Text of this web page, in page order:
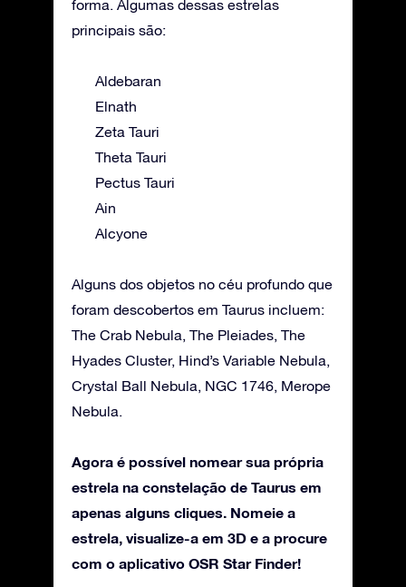
forma. Algumas dessas estrelas
principais são:
Aldebaran
Elnath
Zeta Tauri
Theta Tauri
Pectus Tauri
Ain
Alcyone
Alguns dos objetos no céu profundo que
foram descobertos em Taurus incluem:
The Crab Nebula, The Pleiades, The
Hyades Cluster, Hind’s Variable Nebula,
Crystal Ball Nebula, NGC 1746, Merope
Nebula.
Agora é possível nomear sua própria
estrela na constelação de Taurus em
apenas alguns cliques. Nomeie a
estrela, visualize-a em 3D e a procure
com o aplicativo OSR Star Finder!